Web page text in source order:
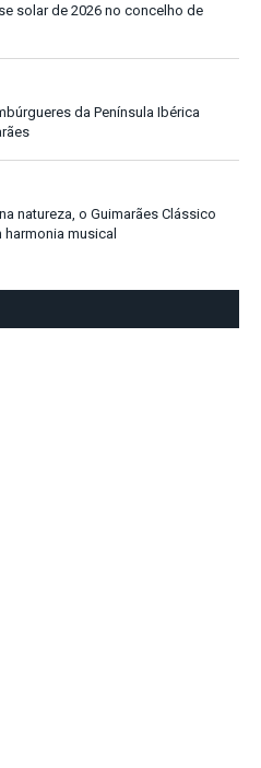
solar de 2026 no concelho de
da Península Ibérica
natureza, o Guimarães Clássico
harmonia musical